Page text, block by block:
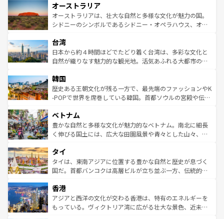
部のニューオーリンズでは、音楽と美食が融合した独特の
文化が魅力。旅行者はアメリカの各地域で異なる魅力を楽
しみながら、その多様性と豊かな歴史を感じることができ
ならではの贅沢な旅のスタイルだ。 なお、新着のアメリカ
情報はコンテンツ一覧を参照してほしい。
ワイ島は見逃せない。また、定番の観光地といえばオアフ
島だが、静かな自然を求めるならマウイ島やカウアイ島が
おすすめ。エメラルドグリーンに輝く海をはじめ、豊かな
れるおもてなしの心で訪れる人々を迎えてくれるハワイの
人々、おいしいローカルフードやハワイアンミュージッ
ク、伝統的なフラダンスなど、すべてがハワイの魅力を彩
ワイを、存分に味わってほしい。 なお、新着のハワイ情報
はコンテンツ一覧を参照してほしい。
オーストラリア
オーストラリアは、壮大な自然と多様な文化が魅力の国。
シドニーのシンボルであるシドニー・オペラハウス、オー
リアリーフや大陸中央部にそびえるウルル（エアーズロッ
ク）、タスマニアの美しい原生林やケアンズの熱帯雨林な
ど、見どころがたくさん。また、カフェやワイン、オージ
いる。アクティビティも充実しており、サーフィンやダイ
ビング、ハイキングなど、アウトドア好きにはたまらな
い。オーストラリアの多彩な魅力を存分に味わいつくそ
参照してほしい。
台湾
日本から約４時間ほどでたどり着く台湾は、多彩な文化と
自然が織りなす魅力的な観光地。活気あふれる大都市の台
ン）、静ひつな山岳地帯である台湾東部など、都市の喧騒
と山間の静けさが共存しており、訪れる人に新しい発見と
驚きをもたらしてくれる。また、奥深い台湾の食文化も魅
容にもいいと評判のスイーツなど、バラエティ豊かな料理
が味わえる。 なお、新着の台湾情報は コンテンツ一覧を参
照してほしい。
韓国
歴史ある王朝文化が残る一方で、最先端のファッションやK
-POPで世界を席巻している韓国。首都ソウルの宮殿や伝統
き、地方に足を延ばせば四季折々の自然美を楽しむことが
できる。そして、キムチや焼肉、絶品のストリートフード
まで、さまざまな韓国料理が待っている。夜には、韓国な
リティに包まれながら、韓国の多彩な魅力を心ゆくまで味
わってみてほしい。 なお、新着の韓国情報はコンテンツ一
覧を参照してほしい。
ベトナム
豊かな自然と多様な文化が魅力的なベトナム。南北に細長
く伸びる国土には、広大な田園風景や青々とした山々、世
急速な発展と共に伝統が息づく。ハノイの古い町並みやホ
ーチミン市のフランス統治時代の建物も、独特の雰囲気を
醸し出している。また、バラエティの豊かさとおいしさで
とつ。フォーやバインミー、ベトナムコーヒーなどは、ぜ
ひ現地で味わいたい。どの地域を訪れてもあたたかい人々
が旅行者を迎えてくれるので、きっと忘れられない旅にな
タイ
タイは、東南アジアに位置する豊かな自然と歴史が息づく
国だ。首都バンコクは高層ビルが立ち並ぶ一方、伝統的な
の活気が交差している。北部ではチェンマイなどの山岳地
帯で自然と触れ合い、南部ではプーケットやクラビの美し
いビーチでリゾート気分を楽しむことができる。タイ料理
香港
アジアと西洋の文化が交わる香港は、特有のエネルギーを
もっている。ヴィクトリア湾に広がる壮大な景色、近未来